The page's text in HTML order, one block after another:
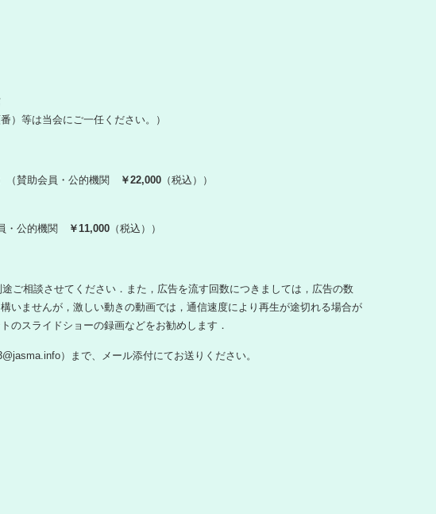
）等は当会にご一任ください。）
（賛助会員・公的機関 ￥22,000（税込））
・公的機関 ￥11,000（税込））
ご相談させてください．また，広告を流す回数につきましては，広告の数
いませんが，激しい動きの動画では，通信速度により再生が途切れる場合が
のスライドショーの録画などをお勧めします．
）まで、メール添付にてお送りください。